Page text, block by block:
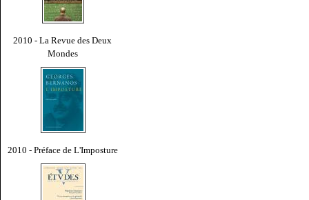
2010 - La Revue des Deux
Mondes
2010 - Préface de L'Imposture